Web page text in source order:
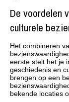
De voordelen
culturele
Het combineren
eerste stelt het je
geschiedenis en
brengen op een
bekende locaties